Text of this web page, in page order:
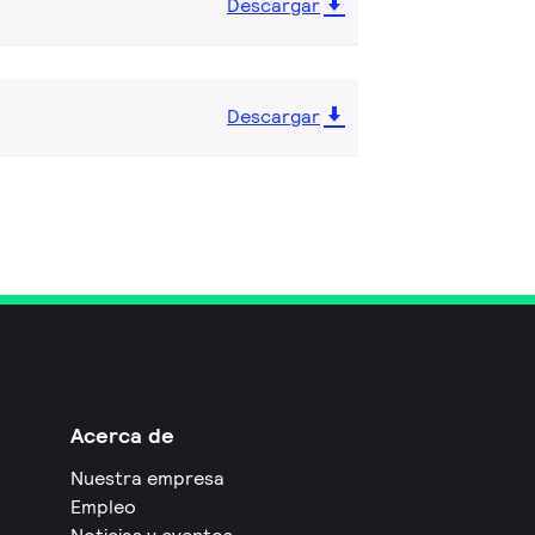
Descargar
Descargar
Acerca de
Nuestra empresa
Empleo